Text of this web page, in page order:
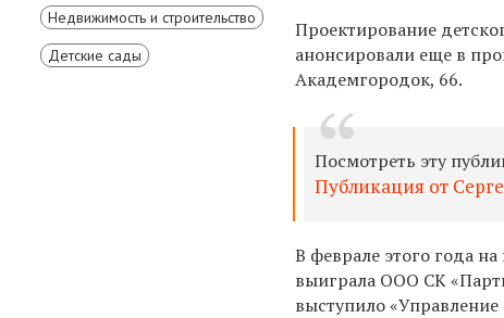
Недвижимость и строительство
Детские сады
Проектирование
анонсировали еще в
Академгородок, 66.
Посмотреть эту
Публикация от
В феврале этого года
выиграла ООО СК
выступило «Управление